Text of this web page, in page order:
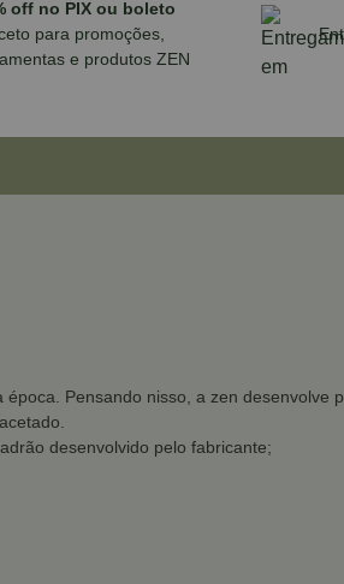
off no PIX ou boleto
para promoções,
e produtos ZEN
Pensando nisso, a zen desenvolve
desenvolvido pelo fabricante;